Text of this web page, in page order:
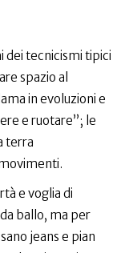
dei tecnicismi tipici
spazio al
in evoluzioni e
e ruotare”; le
terra
e voglia di
ballo, ma per
jeans e pian